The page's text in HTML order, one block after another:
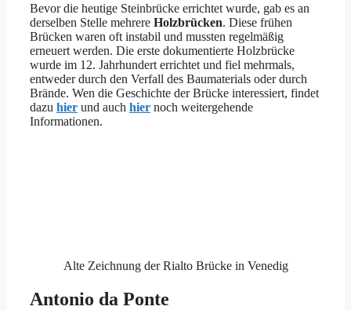
Bevor die heutige Steinbrücke errichtet wurde, gab es an
derselben Stelle mehrere Holzbrücken. Diese frühen
Brücken waren oft instabil und mussten regelmäßig
erneuert werden. Die erste dokumentierte Holzbrücke
wurde im 12. Jahrhundert errichtet und fiel mehrmals,
entweder durch den Verfall des Baumaterials oder durch
Brände. Wen die Geschichte der Brücke interessiert, findet
dazu hier und auch hier noch weitergehende
Informationen.
Alte Zeichnung der Rialto Brücke in Venedig
Antonio da Ponte